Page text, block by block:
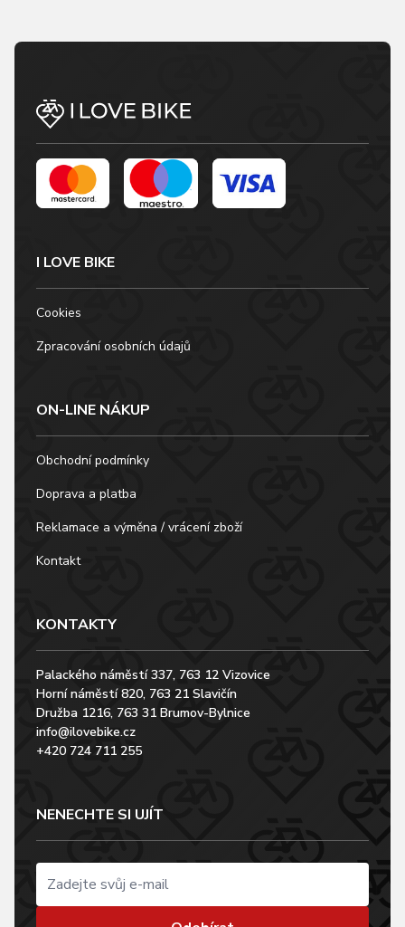
I LOVE BIKE
Cookies
Zpracování osobních údajů
ON-LINE NÁKUP
Obchodní podmínky
Doprava a platba
Reklamace a výměna / vrácení zboží
Kontakt
KONTAKTY
Palackého náměstí 337, 763 12 Vizovice
Horní náměstí 820, 763 21 Slavičín
Družba 1216, 763 31 Brumov-Bylnice
info@ilovebike.cz
+420 724 711 255
NENECHTE SI UJÍT